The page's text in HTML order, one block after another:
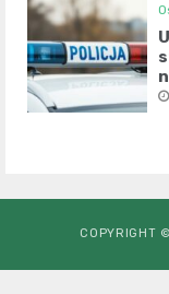
COPYRIGHT